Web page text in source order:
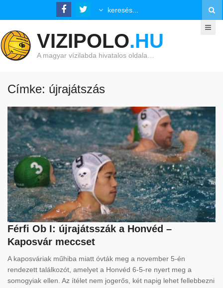
VIZIPOLO.HU
A magyar vízilabda hivatalos oldala…
Címke: újrajátszás
Férfi Ob I: újrajátsszák a Honvéd –
Kaposvár meccset
A kaposváriak műhiba miatt óvták meg a november 5-én
rendezett találkozót, amelyet a Honvéd 6-5-re nyert meg a
somogyiak ellen. Az ítélet nem jogerős, két napig lehet fellebbezni